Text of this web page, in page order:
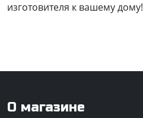
изготовителя к вашему дому!
О магазине